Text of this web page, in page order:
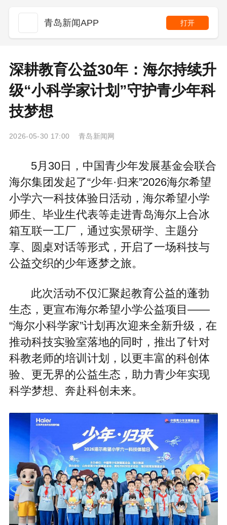
青岛新闻APP 打开
深耕教育公益30年：海尔持续升
级“小科学家计划”守护青少年科
技梦想
2026-05-30 17:00 青岛新闻网
5月30日，中国青少年发展基金会联合
海尔集团发起了“少年·归来”2026海尔希望
小学六一科技体验日活动，海尔希望小学
师生、毕业生代表等走进青岛海尔上合冰
箱互联一工厂，通过实景研学、主题分
享、圆桌对话等形式，开启了一场科技与
公益交织的少年逐梦之旅。
此次活动不仅汇聚起教育公益的蓬勃
生态，更宣布海尔希望小学公益项目——
“海尔小科学家”计划再次迎来全新升级，在
推动科技实验室落地的同时，推出了针对
科教老师的培训计划，以更丰富的科创体
验、更无界的公益生态，助力青少年实现
科学梦想、奔赴科创未来。